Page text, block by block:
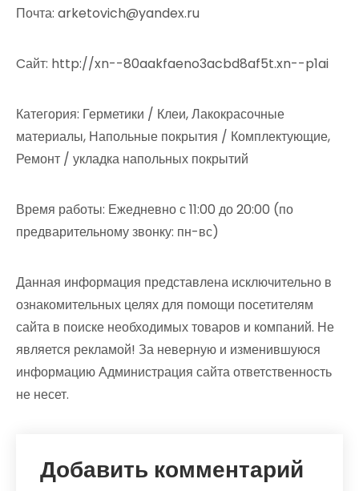
Почта: arketovich@yandex.ru
Cайт: http://xn--80aakfaeno3acbd8af5t.xn--p1ai
Категория: Герметики / Клеи, Лакокрасочные
материалы, Напольные покрытия / Комплектующие,
Ремонт / укладка напольных покрытий
Время работы: Ежедневно с 11:00 до 20:00 (по
предварительному звонку: пн-вс)
Данная информация представлена исключительно в
ознакомительных целях для помощи посетителям
сайта в поиске необходимых товаров и компаний. Не
является рекламой! За неверную и изменившуюся
информацию Администрация сайта ответственность
не несет.
Добавить комментарий